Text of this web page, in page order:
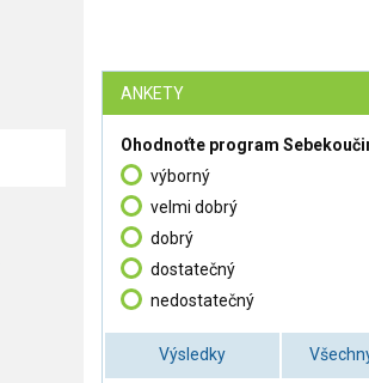
ANKETY
Ohodnoťte program
výborný
velmi dobrý
dobrý
dostatečný
nedostatečný
Výsledky